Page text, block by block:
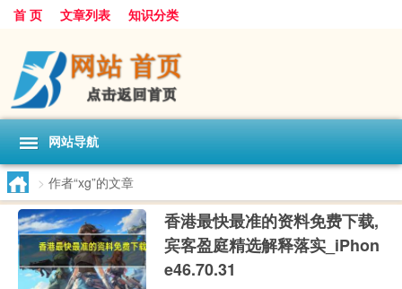
首 页 文章列表 知识分类
网站导航
> 作者“xg”的文章
香港最快最准的资料免费下载,
宾客盈庭精选解释落实_iPhon
e46.70.31